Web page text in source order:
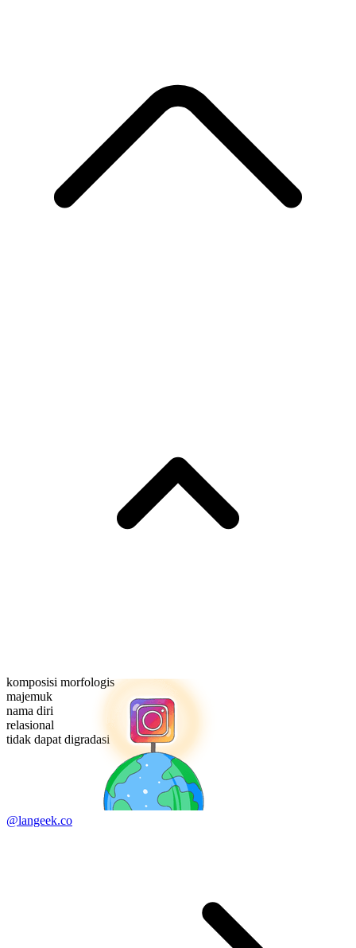
komposisi morfologis
majemuk
nama diri
relasional
tidak dapat digradasi
@langeek.co